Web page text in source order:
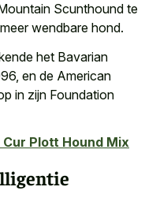
Scunthound te
wendbare hond.
het Bavarian
en de American
in zijn Foundation
Plott Hound Mix